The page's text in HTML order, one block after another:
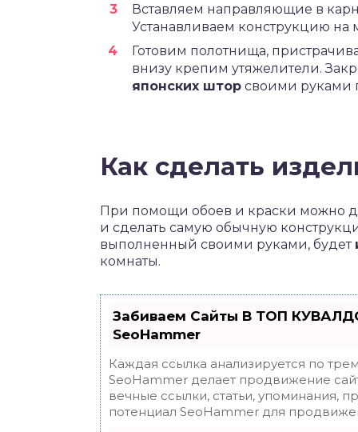
Вставляем направляющие в
Устанавливаем конструкцию на
Готовим полотнища,
внизу крепим утяжелители.
японских штор своими руками
Как сделать
При помощи обоев и краски можно
и сделать самую обычную
выполненный своими руками, будет
комнаты.
Забиваем Сайты В ТОП
SeoHammer
Каждая ссылка анализируется по
SeoHammer делает продвижение
вечные ссылки, статьи, упоминания,
потенциал SeoHammer для